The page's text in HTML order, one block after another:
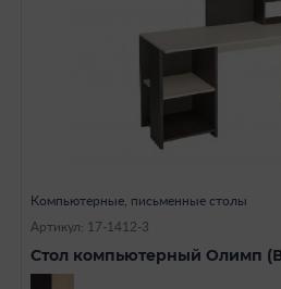
Компьютерные, письменные столы
Артикул: 17-1412-3
Стол компьютерный Олимп